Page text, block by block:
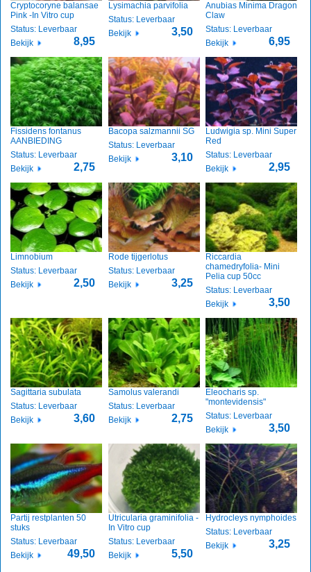
Cryptocoryne balansae
Pink -In Vitro cup
8,95
Status: Leverbaar
Bekijk
Lysimachia parvifolia
3,50
Status: Leverbaar
Bekijk
Anubias Minima Dragon
Claw
6,95
Status: Leverbaar
Bekijk
Fissidens fontanus
AANBIEDING
2,75
Status: Leverbaar
Bekijk
Bacopa salzmannii SG
3,10
Status: Leverbaar
Bekijk
Ludwigia sp. Mini Super
Red
2,95
Status: Leverbaar
Bekijk
Limnobium
2,50
Status: Leverbaar
Bekijk
Rode tijgerlotus
3,25
Status: Leverbaar
Bekijk
Riccardia
chamedryfolia- Mini
Pelia cup 50cc
3,50
Status: Leverbaar
Bekijk
Sagittaria subulata
3,60
Status: Leverbaar
Bekijk
Samolus valerandi
2,75
Status: Leverbaar
Bekijk
Eleocharis sp.
"montevidensis"
3,50
Status: Leverbaar
Bekijk
Partij restplanten 50
stuks
49,50
Status: Leverbaar
Bekijk
Utricularia graminifolia -
In Vitro cup
5,50
Status: Leverbaar
Bekijk
Hydrocleys nymphoides
3,25
Status: Leverbaar
Bekijk